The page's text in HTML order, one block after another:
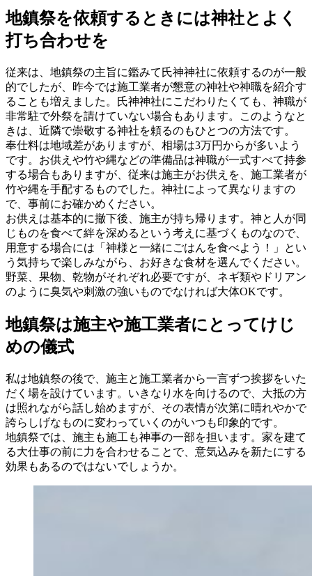
地鎮祭を依頼するときには神社とよく
打ち合わせを
従来は、地鎮祭の主旨に鑑みて氏神神社に依頼するのが一般
的でしたが、昨今では施工業者が懇意の神社や神職を紹介す
ることも増えました。氏神神社にこだわりたくても、神職が
非常駐で外祭を請けていない場合もあります。このようなと
きは、近隣で崇敬する神社を頼るのもひとつの方法です。
奉仕料は地域差がありますが、相場は3万円からが多いよう
です。お供えや竹や縄などの準備品は神職が一式すべて持参
する場合もありますが、従来は施主がお供えを、施工業者が
竹や縄を手配するものでした。神社によって異なりますの
で、事前にお確かめください。
お供えは基本的に撤下後、施主が持ち帰ります。神と人が同
じものを食べて絆を深めるという考えに基づくものなので、
用意する場合には「神様と一緒にごはんを食べよう！」とい
う気持ちで楽しみながら、お好きな食材を選んでください。
野菜、果物、乾物がそれぞれ必要ですが、ネギ類やドリアン
のように臭気や刺激の強いものでなければ大体OKです。
地鎮祭は施主や施工業者にとってけじ
めの儀式
私は地鎮祭の後で、施主と施工業者から一言ずつ挨拶をいた
だく場を設けています。いきなり水を向けるので、大抵の方
は照れながら話し始めますが、その表情が次第に晴れやかで
誇らしげなものに変わっていくのがいつも印象的です。
地鎮祭では、施主も施工も神事の一部を担います。家を建て
る大仕事の前に力を合わせることで、意気込みを新たにする
効果もあるのではないでしょうか。